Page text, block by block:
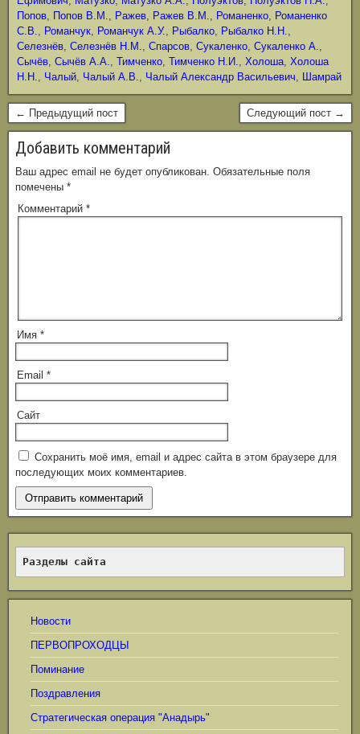
Попов, Попов В.М., Ражев, Ражев В.М., Романенко, Романенко
С.В., Романчук, Романчук А.У., Рыбалко, Рыбалко Н.Н.,
Селезнёв, Селезнёв Н.М., Спарсов, Сукаленко, Сукаленко А.,
Сычёв, Сычёв А.А., Тимченко, Тимченко Н.И., Холоша, Холоша
Н.Н., Чалый, Чалый А.В., Чалый Александр Васильевич, Шамрай
← Предыдущий пост Следующий пост →
Добавить комментарий
Ваш адрес email не будет опубликован. Обязательные поля
помечены *
Комментарий *
Имя *
Email *
Сайт
Сохранить моё имя, email и адрес сайта в этом браузере для
последующих моих комментариев.
Разделы сайта
Новости
ПЕРВОПРОХОДЦЫ
Поминание
Поздравления
Стратегическая операция "Анадырь"